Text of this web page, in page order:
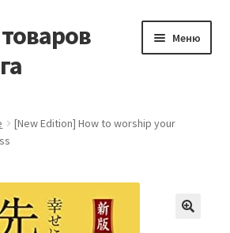
Меню
[New Edition] How to worship your